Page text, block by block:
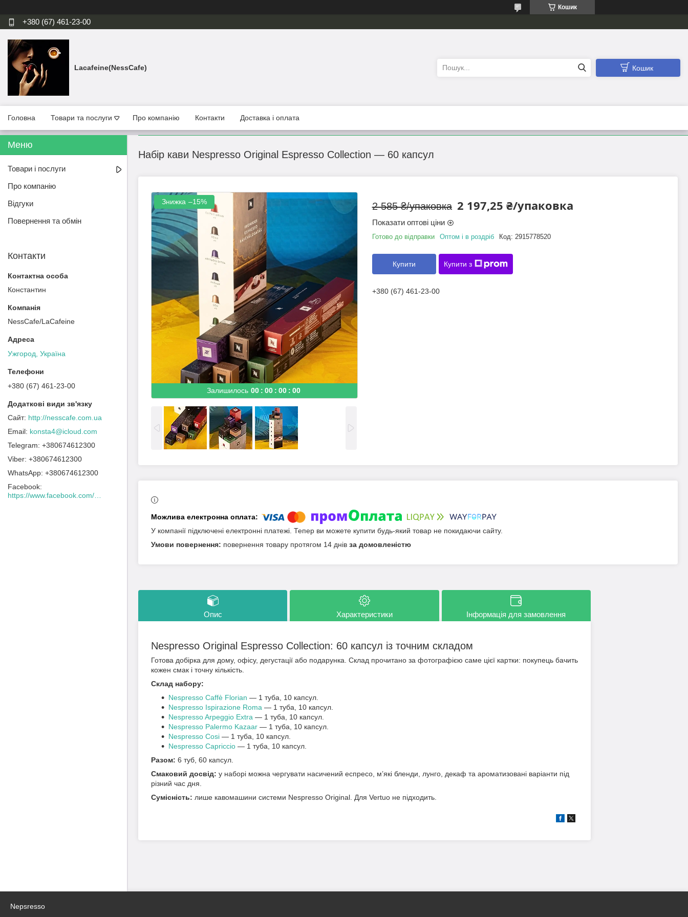
Кошик
+380 (67) 461-23-00
Lacafeine(NessCafe) Кошик
Головна Товари та послуги Про компанію Контакти Доставка і оплата
Набір кави Nespresso Original Espresso Collection — 60 капсул
Залишилось 00 00 00 00
–15% 2 585 ₴/упаковка 2 197,25 ₴/упаковка
Показати оптові ціни
Готово до відправки Оптом і в роздріб Код: 2915778520
Купити Купити з
+380 (67) 461-23-00
У компанії підключені електронні платежі. Тепер ви можете купити будь-який товар не покидаючи сайту.
повернення товару протягом 14 днів за домовленістю
Опис Характеристики Інформація для замовлення
Nespresso Original Espresso Collection: 60 капсул із точним складом
Готова добірка для дому, офісу, дегустації або подарунка. Склад прочитано за фотографією саме цієї картки: покупець бачить
кожен смак і точну кількість.
Склад набору:
Nespresso Caffè Florian — 1 туба, 10 капсул.
Nespresso Ispirazione Roma — 1 туба, 10 капсул.
Nespresso Arpeggio Extra — 1 туба, 10 капсул.
Nespresso Palermo Kazaar — 1 туба, 10 капсул.
Nespresso Cosi — 1 туба, 10 капсул.
Nespresso Capriccio — 1 туба, 10 капсул.
Разом: 6 туб, 60 капсул.
Смаковий досвід: у наборі можна чергувати насичений еспресо, м’які бленди, лунго, декаф та ароматизовані варіанти під
різний час дня.
Сумісність: лише кавомашини системи Nespresso Original. Для Vertuo не підходить.
Товари і послуги
Про компанію
Відгуки
Повернення та обмін
Контакти
Константин
NessCafe/LaCafeine
Ужгород, Україна
+380 (67) 461-23-00
http://nesscafe.com.ua
konsta4@icloud.com
+380674612300
+380674612300
+380674612300
Facebook
Nepsresso